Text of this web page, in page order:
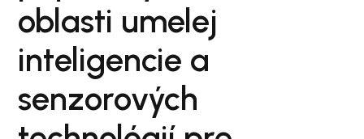
oblasti umelej
inteligencie a
senzorových